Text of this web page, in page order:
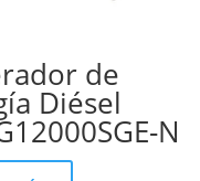
de
Diésel
N